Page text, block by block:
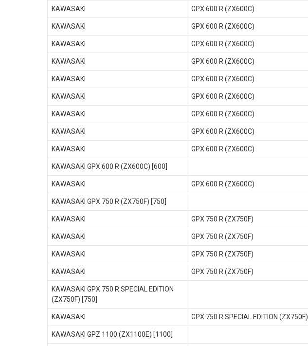
KAWASAKI GPX 600 R (ZX600C)
KAWASAKI GPX 600 R (ZX600C)
KAWASAKI GPX 600 R (ZX600C)
KAWASAKI GPX 600 R (ZX600C)
KAWASAKI GPX 600 R (ZX600C)
KAWASAKI GPX 600 R (ZX600C)
KAWASAKI GPX 600 R (ZX600C)
KAWASAKI GPX 600 R (ZX600C)
KAWASAKI GPX 600 R (ZX600C)
KAWASAKI GPX 600 R (ZX600C) [600]
KAWASAKI GPX 600 R (ZX600C)
KAWASAKI GPX 750 R (ZX750F) [750]
KAWASAKI GPX 750 R (ZX750F)
KAWASAKI GPX 750 R (ZX750F)
KAWASAKI GPX 750 R (ZX750F)
KAWASAKI GPX 750 R (ZX750F)
KAWASAKI GPX 750 R SPECIAL EDITION
(ZX750F) [750]
KAWASAKI GPX 750 R SPECIAL EDITION (ZX750F)
KAWASAKI GPZ 1100 (ZX1100E) [1100]